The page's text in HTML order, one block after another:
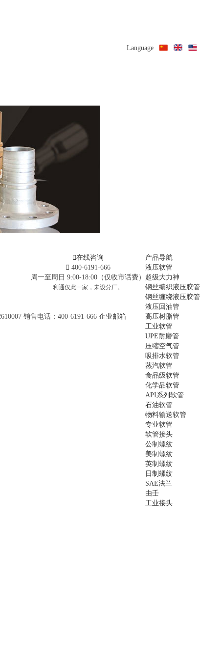
Language
产品导航
液压软管
超级大力神
钢丝编织液压胶管
钢丝缠绕液压胶管
液压回油管
高压树脂管
工业软管
UPE耐磨管
压缩空气管
吸排水软管
蒸汽软管
食品级软管
化学品软管
API系列软管
石油软管
物料输送软管
专业软管
软管接头
公制螺纹
美制螺纹
英制螺纹
日制螺纹
SAE法兰
由壬
工业接头
在线咨询
 400-6191-666
周一至周日 9:00-18:00（仅收市话费）
利通仅此一家，未设分厂。
销售电话：400-6191-666 企业邮箱